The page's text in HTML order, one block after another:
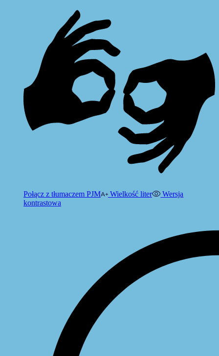
Połącz z tłumaczem PJM Wielkość liter
Wersja
kontrastowa